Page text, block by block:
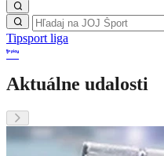
Tipsport liga
Aktuálne udalosti